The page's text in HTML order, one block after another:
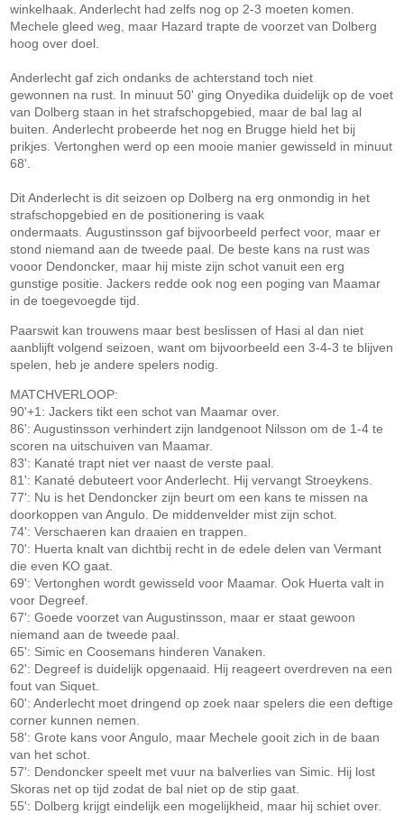
winkelhaak. Anderlecht had zelfs nog op 2-3 moeten komen.
Mechele gleed weg, maar Hazard trapte de voorzet van Dolberg
hoog over doel.
Anderlecht gaf zich ondanks de achterstand toch niet
gewonnen na rust. In minuut 50' ging Onyedika duidelijk op de voet
van Dolberg staan in het strafschopgebied, maar de bal lag al
buiten. Anderlecht probeerde het nog en Brugge hield het bij
prikjes. Vertonghen werd op een mooie manier gewisseld in minuut
68'.
Dit Anderlecht is dit seizoen op Dolberg na erg onmondig in het
strafschopgebied en de positionering is vaak
ondermaats. Augustinsson gaf bijvoorbeeld perfect voor, maar er
stond niemand aan de tweede paal. De beste kans na rust was
vooor Dendoncker, maar hij miste zijn schot vanuit een erg
gunstige positie. Jackers redde ook nog een poging van Maamar
in de toegevoegde tijd.
Paarswit kan trouwens maar best beslissen of Hasi al dan niet
aanblijft volgend seizoen, want om bijvoorbeeld een 3-4-3 te blijven
spelen, heb je andere spelers nodig.
MATCHVERLOOP:
90'+1: Jackers tikt een schot van Maamar over.
86': Augustinsson verhindert zijn landgenoot Nilsson om de 1-4 te
scoren na uitschuiven van Maamar.
83': Kanaté trapt niet ver naast de verste paal.
81': Kanaté debuteert voor Anderlecht. Hij vervangt Stroeykens.
77': Nu is het Dendoncker zijn beurt om een kans te missen na
doorkoppen van Angulo. De middenvelder mist zijn schot.
74': Verschaeren kan draaien en trappen.
70': Huerta knalt van dichtbij recht in de edele delen van Vermant
die even KO gaat.
69': Vertonghen wordt gewisseld voor Maamar. Ook Huerta valt in
voor Degreef.
67': Goede voorzet van Augustinsson, maar er staat gewoon
niemand aan de tweede paal.
65': Simic en Coosemans hinderen Vanaken.
62': Degreef is duidelijk opgenaaid. Hij reageert overdreven na een
fout van Siquet.
60': Anderlecht moet dringend op zoek naar spelers die een deftige
corner kunnen nemen.
58': Grote kans voor Angulo, maar Mechele gooit zich in de baan
van het schot.
57': Dendoncker speelt met vuur na balverlies van Simic. Hij lost
Skoras net op tijd zodat de bal niet op de stip gaat.
55': Dolberg krijgt eindelijk een mogelijkheid, maar hij schiet over.